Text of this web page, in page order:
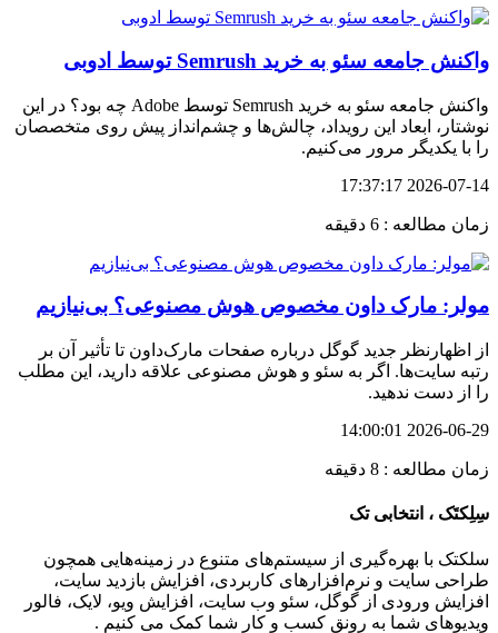
واکنش جامعه سئو به خرید Semrush توسط ادوبی
واکنش جامعه سئو به خرید Semrush توسط Adobe چه بود؟ در این
نوشتار، ابعاد این رویداد، چالش‌ها و چشم‌انداز پیش روی متخصصان
را با یکدیگر مرور می‌کنیم.
2026-07-14 17:37:17
زمان مطالعه : 6 دقیقه
مولر: مارک داون مخصوص هوش مصنوعی؟ بی‌نیازیم
از اظهارنظر جدید گوگل درباره صفحات مارک‌داون تا تأثیر آن بر
رتبه سایت‌ها. اگر به سئو و هوش مصنوعی علاقه دارید، این مطلب
را از دست ندهید.
2026-06-29 14:00:01
زمان مطالعه : 8 دقیقه
سِلِکتَک ، انتخابی تک
سلکتک با بهره‌گیری از سیستم‌های متنوع در زمینه‌هایی همچون
طراحی سایت و نرم‌افزارهای کاربردی، افزایش بازدید سایت،
افزایش ورودی از گوگل، سئو وب سایت، افزایش ویو، لایک، فالور
ویدیوهای شما به رونق کسب و کار شما کمک می کنیم .